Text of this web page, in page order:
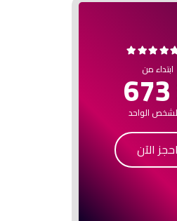
ابتداء من
الواحد
احجز الآن